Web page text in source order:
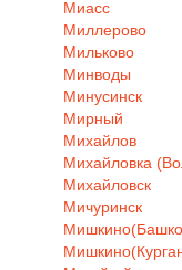
Миасс
Миллерово
Мильково
Минводы
Минусинск
Мирный
Михайлов
Михайловка
Михайловск
Мичуринск